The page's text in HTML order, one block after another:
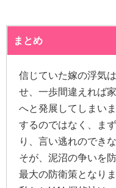
まとめ
信じていた嫁の浮気
せ、一歩間違えれば
へと発展してしまい
するのではなく、ま
り、言い逃れのでき
そが、泥沼の争いを
最大の防衛策となりま